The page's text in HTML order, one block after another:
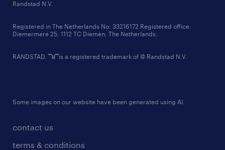
country websites
contact us
terms & conditions
Randstad N.V.
Registered in The Netherlands No: 33216172 Registered office:
Diemermere 25, 1112 TC Diemen, The Netherlands.
RANDSTAD, is a registered trademark of © Randstad N.V.
Some images on our website have been generated using AI.